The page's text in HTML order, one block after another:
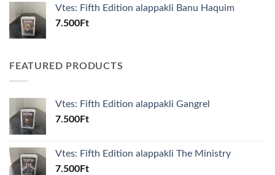
Vtes: Fifth Edition alappakli Banu Haquim
7.500Ft
FEATURED PRODUCTS
Vtes: Fifth Edition alappakli Gangrel
7.500Ft
Vtes: Fifth Edition alappakli The Ministry
7.500Ft